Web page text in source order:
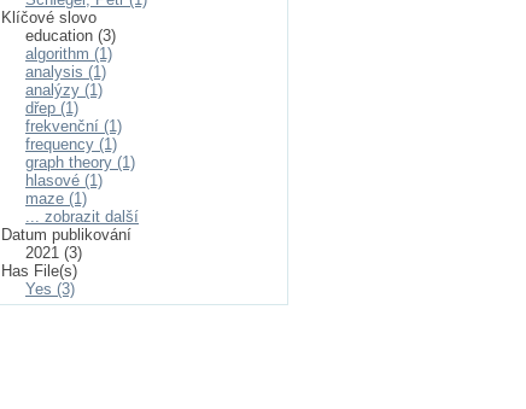
Klíčové slovo
education (3)
algorithm (1)
analysis (1)
analýzy (1)
dřep (1)
frekvenční (1)
frequency (1)
graph theory (1)
hlasové (1)
maze (1)
... zobrazit další
Datum publikování
2021 (3)
Has File(s)
Yes (3)